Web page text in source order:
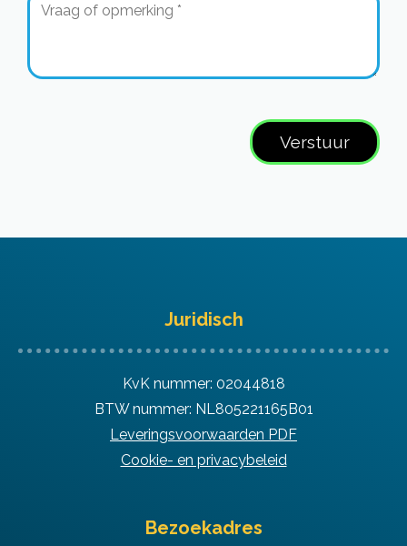
Juridisch
KvK nummer: 02044818
BTW nummer: NL805221165B01
Leveringsvoorwaarden PDF
Cookie- en privacybeleid
Bezoekadres